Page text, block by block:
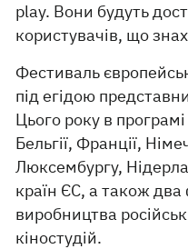
play. Вони будуть
користувачів, що
Фестиваль
під егідою
Цього року в
Бельгії, Франції,
Люксембургу,
країн ЄС, а також два
виробництва
кіностудій.